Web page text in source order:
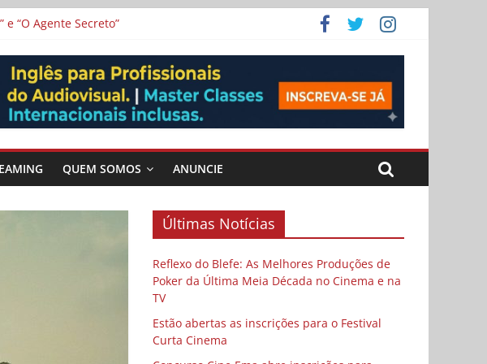
argentina para o cinema
“O Agente Secreto”
QUEM SOMOS ANUNCIE
Últimas Notícias
Reflexo do Blefe: As Melhores Produções de
Poker da Última Meia Década no Cinema e na
TV
Estão abertas as inscrições para o Festival
Curta Cinema